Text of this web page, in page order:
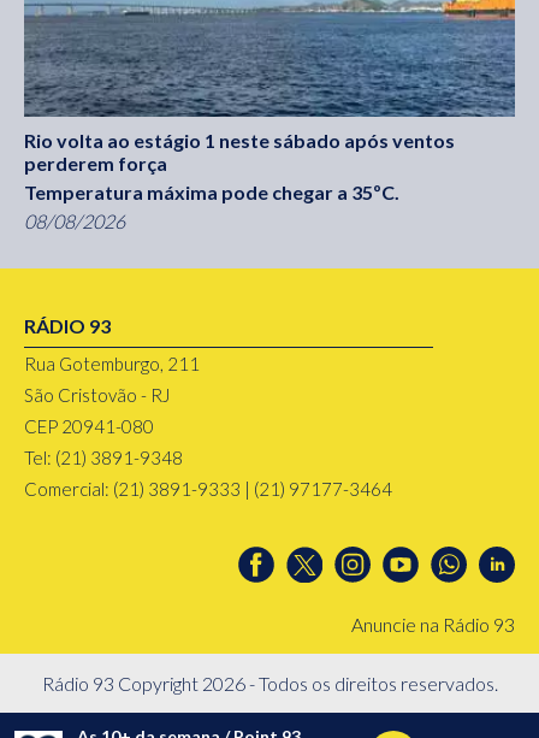
Rio volta ao estágio 1 neste sábado após ventos
perderem força
Temperatura máxima pode chegar a 35ºC.
08/08/2026
RÁDIO 93
Rua Gotemburgo, 211
São Cristovão - RJ
CEP 20941-080
Tel: (21) 3891-9348
Comercial: (21) 3891-9333 | (21) 97177-3464
Anuncie na Rádio 93
Rádio 93 Copyright 2026 - Todos os direitos reservados.